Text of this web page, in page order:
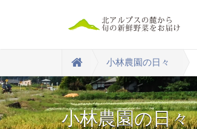
小林農園の日々
小林農園の日々